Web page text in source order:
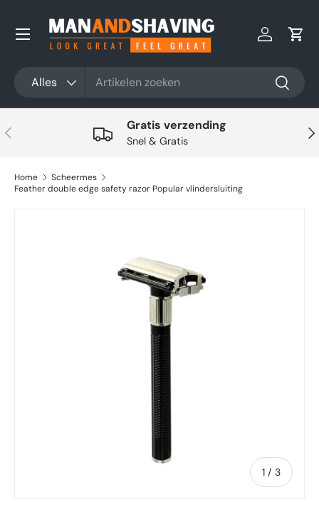
Ga naar inhoud
Alles Zoeken
Inloggen
Vorige Gratis verzending
Snel & Gratis
Home
Scheermes
Feather double edge safety razor Popular vlindersluiting
1 / van
3